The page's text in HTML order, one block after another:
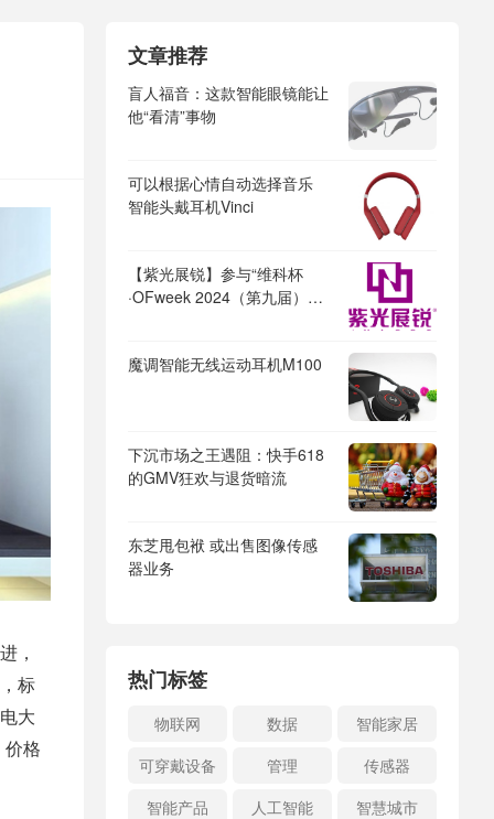
，
标
大
格
文章推荐
盲人福音：这款智能眼镜能让
他“看清”事物
可以根据心情自动选择音乐
智能头戴耳机Vinci
【紫光展锐】参与“维科杯
·OFweek 2024（第九届）物
魔调智能无线运动耳机M100
下沉市场之王遇阻：快手618
的GMV狂欢与退货暗流
东芝甩包袱 或出售图像传感
器业务
热门标签
物联网 数据
智能家居
可穿戴设备
管理
传感器
智能产品
人工智能
智慧城市